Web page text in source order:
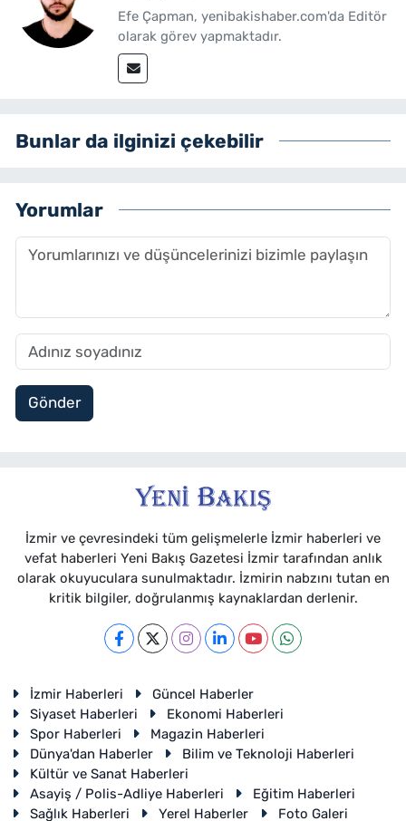
Efe Çapman, yenibakishaber.com'da Editör
olarak görev yapmaktadır.
Bunlar da ilginizi çekebilir
Yorumlar
Gönder
İzmir ve çevresindeki tüm gelişmelerle İzmir haberleri ve
vefat haberleri Yeni Bakış Gazetesi İzmir tarafından anlık
olarak okuyuculara sunulmaktadır. İzmirin nabzını tutan en
kritik bilgiler, doğrulanmış kaynaklardan derlenir.
İzmir Haberleri
Güncel Haberler
Siyaset Haberleri
Ekonomi Haberleri
Spor Haberleri
Magazin Haberleri
Dünya'dan Haberler
Bilim ve Teknoloji Haberleri
Kültür ve Sanat Haberleri
Asayiş / Polis-Adliye Haberleri
Eğitim Haberleri
Sağlık Haberleri
Yerel Haberler Foto Galeri